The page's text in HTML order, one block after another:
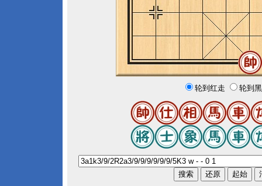
轮到红走 轮到